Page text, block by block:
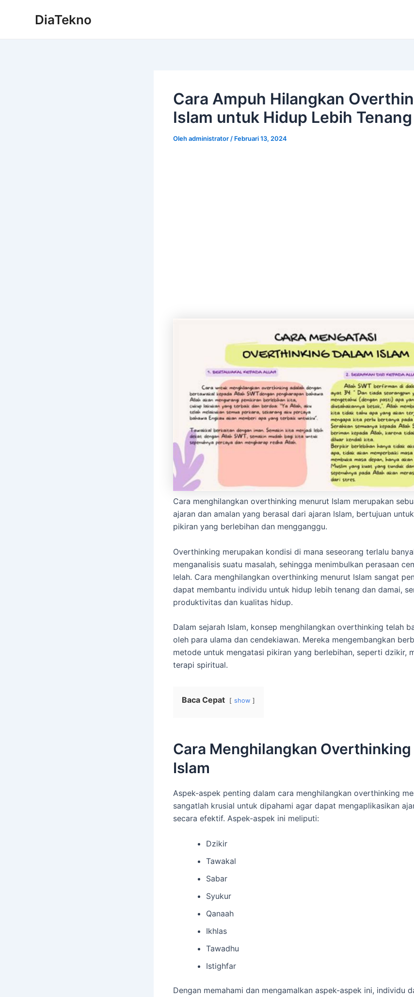
DiaTekno
Cara Ampuh Hilangkan
Islam untuk Hidup Lebih Tenang
Olehadministrator / Februari 13, 2024
Cara menghilangkan overthinking menurut Islam merupakan
ajaran dan amalan yang berasal dari ajaran Islam, bertujuan
pikiran yang berlebihan dan mengganggu.
Overthinking merupakan kondisi di mana seseorang terlalu
menganalisis suatu masalah, sehingga menimbulkan perasaan
lelah. Cara menghilangkan overthinking menurut Islam sangat
dapat membantu individu untuk hidup lebih tenang dan damai,
produktivitas dan kualitas hidup.
Dalam sejarah Islam, konsep menghilangkan overthinking telah
oleh para ulama dan cendekiawan. Mereka mengembangkan
metode untuk mengatasi pikiran yang berlebihan, seperti dzikir,
terapi spiritual.
Baca Cepat show
Cara Menghilangkan
Islam
Aspek-aspek penting dalam cara menghilangkan overthinking
sangatlah krusial untuk dipahami agar dapat mengaplikasikan
secara efektif. Aspek-aspek ini meliputi:
Dzikir
Tawakal
Sabar
Syukur
Qanaah
Ikhlas
Tawadhu
Istighfar
Dengan memahami dan mengamalkan aspek-aspek ini, individu